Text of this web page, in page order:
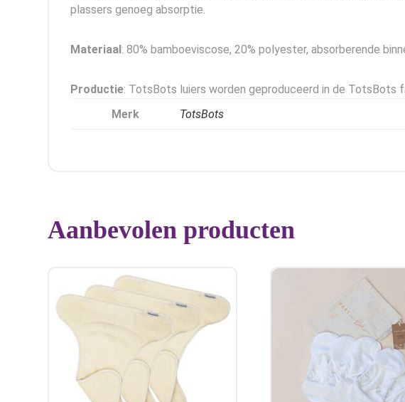
plassers genoeg absorptie.
Materiaal: 80% bamboeviscose, 20% polyester, absorberende
Productie: TotsBots luiers worden geproduceerd in de TotsBots
Merk
TotsBots
Aanbevolen producten